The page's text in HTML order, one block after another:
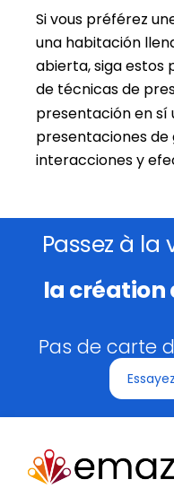
Si vous préférez
una habitación
abierta, siga estos
de técnicas de
presentación en sí
presentaciones
interacciones y
Passez à la
la création
Pas de carte